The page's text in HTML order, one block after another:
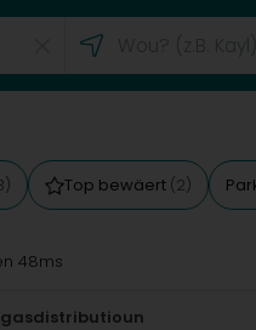
Top bewäert (2)
48ms